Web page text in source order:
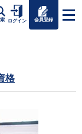
ログイン 会員登録
格